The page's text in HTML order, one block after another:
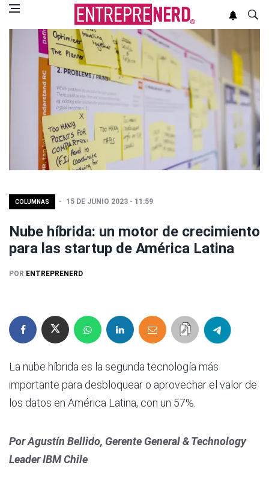
COLUMNAS 15 DE JUNIO 2023 - 11:59
Nube híbrida: un motor de crecimiento
para las startup de América Latina
POR ENTREPRENERD
La nube híbrida es la segunda tecnología más
importante para desbloquear o aprovechar el valor de
los datos en América Latina, con un 57%.
Por Agustín Bellido, Gerente General & Technology
Leader IBM Chile